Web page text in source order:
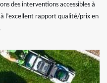
des interventions accessibles à
l’excellent rapport qualité/prix en